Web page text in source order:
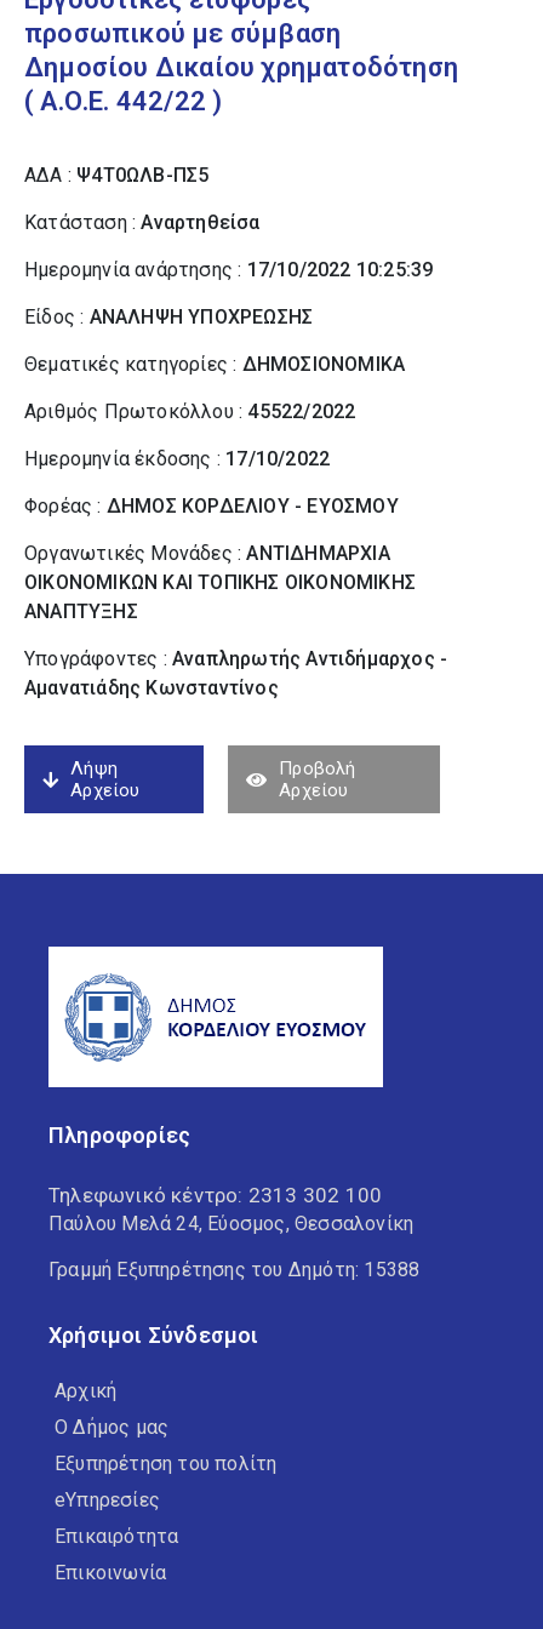
προσωπικού με σύμβαση
Δημοσίου Δικαίου χρηματοδότηση
( Α.Ο.Ε. 442/22 )
ΑΔΑ : Ψ4Τ0ΩΛΒ-ΠΣ5
Κατάσταση :Αναρτηθείσα
Ημερομηνία ανάρτησης : 17/10/2022 10:25:39
Είδος : ΑΝΑΛΗΨΗ ΥΠΟΧΡΕΩΣΗΣ
Θεματικές κατηγορίες : ΔΗΜΟΣΙΟΝΟΜΙΚΑ
Αριθμός Πρωτοκόλλου : 45522/2022
Ημερομηνία έκδοσης : 17/10/2022
Φορέας : ΔΗΜΟΣ ΚΟΡΔΕΛΙΟΥ - ΕΥΟΣΜΟΥ
Οργανωτικές Μονάδες :ΑΝΤΙΔΗΜΑΡΧΙΑ
ΟΙΚΟΝΟΜΙΚΩΝ ΚΑΙ ΤΟΠΙΚΗΣ ΟΙΚΟΝΟΜΙΚΗΣ
ΑΝΑΠΤΥΞΗΣ
Υπογράφοντες : Αναπληρωτής Αντιδήμαρχος -
Αμανατιάδης Κωνσταντίνος
Λήψη
Αρχείου
Προβολή
Αρχείου
Πληροφορίες
Τηλεφωνικό κέντρο: 2313 302 100
Παύλου Μελά 24, Εύοσμος, Θεσσαλονίκη
Γραμμή Εξυπηρέτησης του Δημότη: 15388
Χρήσιμοι Σύνδεσμοι
Αρχική
Ο Δήμος μας
Εξυπηρέτηση του πολίτη
eΥπηρεσίες
Επικαιρότητα
Επικοινωνία